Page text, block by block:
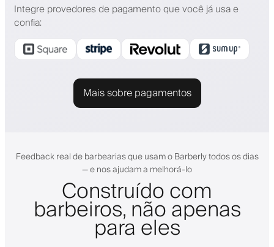
Integre provedores de pagamento que você já usa e
confia:
Mais sobre pagamentos
Feedback real de barbearias que usam o Barberly todos os dias
— e nos ajudam a melhorá-lo
Construído com
barbeiros, não apenas
para eles